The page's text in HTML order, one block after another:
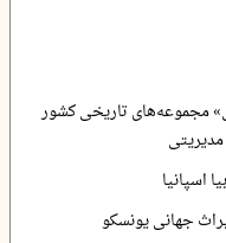
مجموعه‌های تاریخی کشور
اسپانیا
جهانی یونسکو